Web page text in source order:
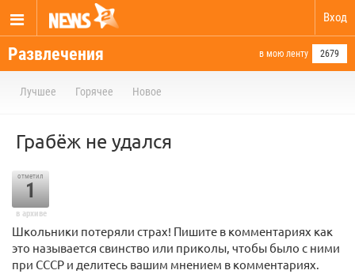
Вход
Развлечения в мою ленту 2679
Лучшее Горячее Новое
Грабёж не удался
отметил
1
в архиве
Школьники потеряли страх! Пишите в комментариях как
это называется свинство или приколы, чтобы было с ними
при СССР и делитесь вашим мнением в комментариях.